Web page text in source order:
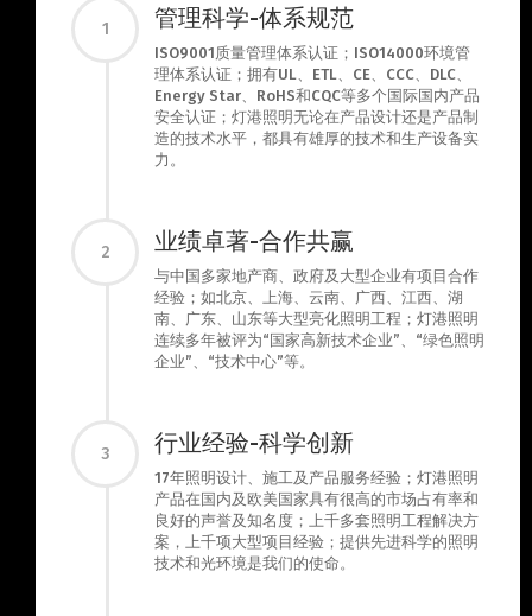
1 管理科学-体系规范
ISO9001质量管理体系认证；ISO14000环境管
理体系认证；拥有UL、ETL、CE、CCC、DLC、
Energy Star、RoHS和CQC等多个国际国内产品
安全认证；灯港照明无论在产品设计还是产品制
造的技术水平，都具有雄厚的技术和生产设备实
力。
2 业绩卓著-合作共赢
与中国多家地产商、政府及大型企业有项目合作
经验；如北京、上海、云南、广西、江西、湖
南、广东、山东等大型亮化照明工程；灯港照明
连续多年被评为“国家高新技术企业”、“绿色照明
企业”、“技术中心”等。
3 行业经验-科学创新
17年照明设计、施工及产品服务经验；灯港照明
产品在国内及欧美国家具有很高的市场占有率和
良好的声誉及知名度；上千多套照明工程解决方
案，上千项大型项目经验；提供先进科学的照明
技术和光环境是我们的使命。